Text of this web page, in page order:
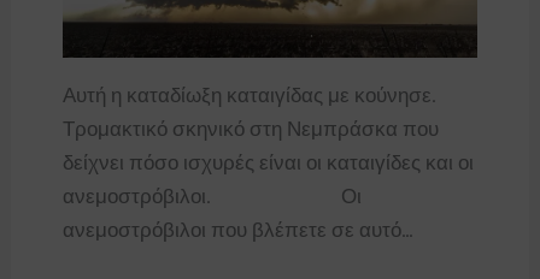
Αυτή η καταδίωξη καταιγίδας με κούνησε.
Τρομακτικό σκηνικό στη Νεμπράσκα που
δείχνει πόσο ισχυρές είναι οι καταιγίδες και οι
ανεμοστρόβιλοι.⠀⠀⠀⠀⠀⠀⠀⠀⠀Οι
ανεμοστρόβιλοι που βλέπετε σε αυτό…